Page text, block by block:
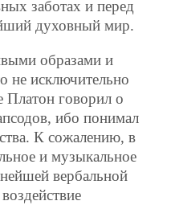
заботах и перед
духовный мир.
образами и
не исключительно
Платон говорил о
ибо понимал
К сожалению, в
и музыкальное
вербальной